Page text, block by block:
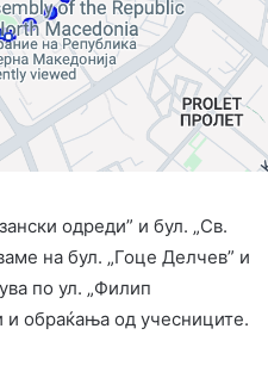
одреди” и бул. „Св.
на бул. „Гоце Делчев” и
по ул. „Филип
и обраќања од учесниците.